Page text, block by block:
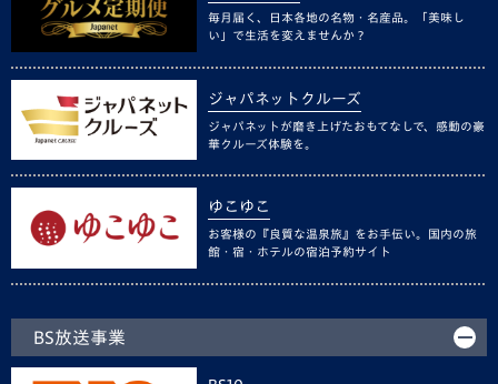
毎月届く、日本各地の名物・名産品。「美味し
い」で生活を変えませんか？
ジャパネットクルーズ
ジャパネットが磨き上げたおもてなしで、感動の豪
華クルーズ体験を。
ゆこゆこ
お客様の『良質な温泉旅』をお手伝い。国内の旅
館・宿・ホテルの宿泊予約サイト
BS放送事業